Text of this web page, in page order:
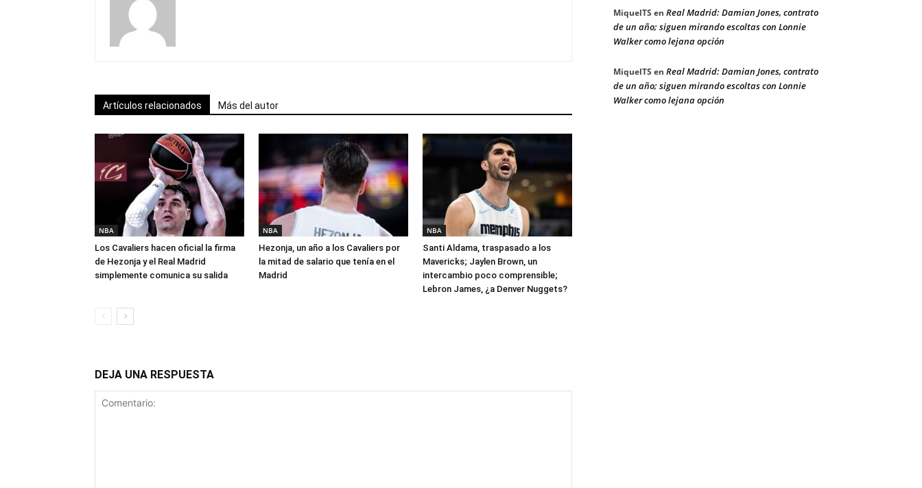
Artículos relacionados Más del autor
NBA
Los Cavaliers hacen oficial la firma
de Hezonja y el Real Madrid
simplemente comunica su salida
NBA
Hezonja, un año a los Cavaliers por
la mitad de salario que tenía en el
Madrid
NBA
Santi Aldama, traspasado a los
Mavericks; Jaylen Brown, un
intercambio poco comprensible;
Lebron James, ¿a Denver Nuggets?
DEJA UNA RESPUESTA
MiquelTS en Real Madrid: Damian Jones, contrato
de un año; siguen mirando escoltas con Lonnie
Walker como lejana opción
MiquelTS en Real Madrid: Damian Jones, contrato
de un año; siguen mirando escoltas con Lonnie
Walker como lejana opción